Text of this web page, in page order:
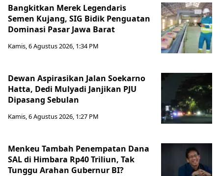
Bangkitkan Merek Legendaris
Semen Kujang, SIG Bidik Penguatan
Dominasi Pasar Jawa Barat
Kamis, 6 Agustus 2026, 1:34 PM
Dewan Aspirasikan Jalan Soekarno
Hatta, Dedi Mulyadi Janjikan PJU
Dipasang Sebulan
Kamis, 6 Agustus 2026, 1:27 PM
Menkeu Tambah Penempatan Dana
SAL di Himbara Rp40 Triliun, Tak
Tunggu Arahan Gubernur BI?